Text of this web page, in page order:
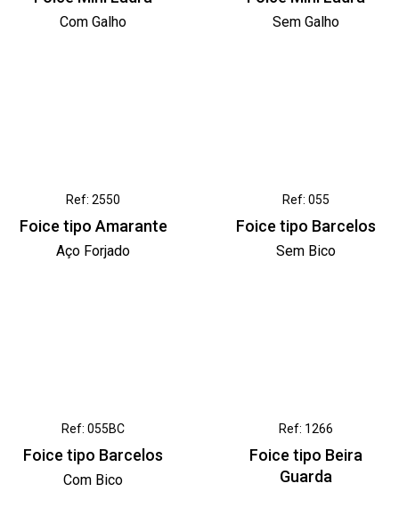
Com Galho Sem Galho
Ref: 2550
Foice tipo Amarante
Aço Forjado
Ref: 055
Foice tipo Barcelos
Sem Bico
Ref: 055BC
Foice tipo Barcelos
Com Bico
Ref: 1266
Foice tipo Beira
Guarda